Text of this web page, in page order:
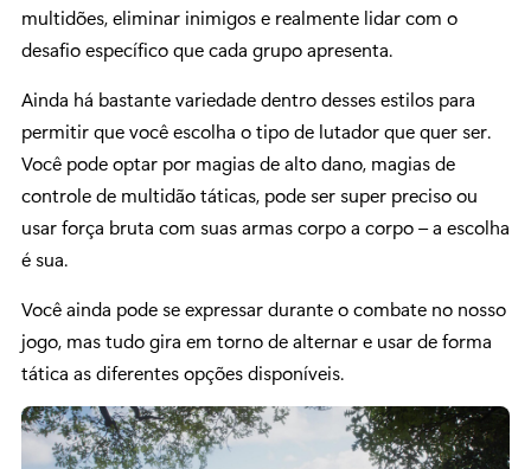
multidões, eliminar inimigos e realmente lidar com o
desafio específico que cada grupo apresenta.
Ainda há bastante variedade dentro desses estilos para
permitir que você escolha o tipo de lutador que quer ser.
Você pode optar por magias de alto dano, magias de
controle de multidão táticas, pode ser super preciso ou
usar força bruta com suas armas corpo a corpo – a escolha
é sua.
Você ainda pode se expressar durante o combate no nosso
jogo, mas tudo gira em torno de alternar e usar de forma
tática as diferentes opções disponíveis.